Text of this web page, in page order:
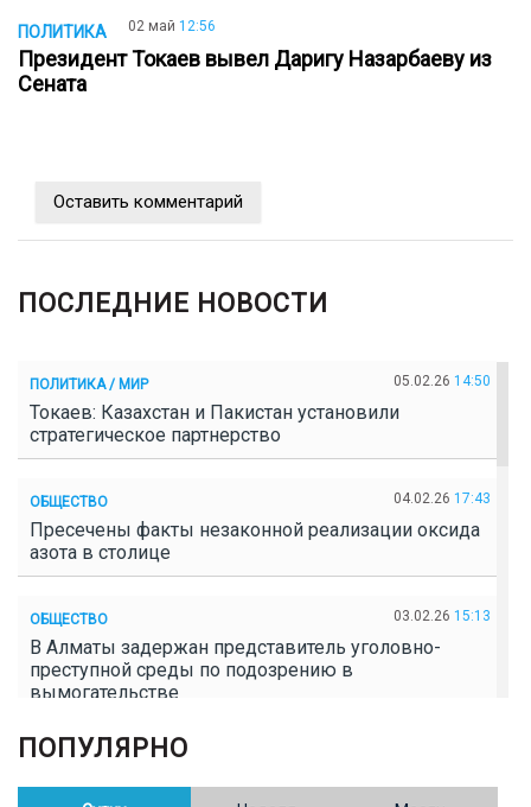
ПОЛИТИКА 02 май 12:56
Президент Токаев вывел Даригу Назарбаеву из
Сената
Оставить комментарий
ПОСЛЕДНИЕ НОВОСТИ
ПОЛИТИКА / МИР 05.02.26 14:50
Токаев: Казахстан и Пакистан установили
стратегическое партнерство
ОБЩЕСТВО 04.02.26 17:43
Пресечены факты незаконной реализации оксида
азота в столице
ОБЩЕСТВО 03.02.26 15:13
В Алматы задержан представитель уголовно-
преступной среды по подозрению в
вымогательстве
ОБЩЕСТВО
Полицейские пресекли незаконное выращивание
ПОПУЛЯРНО